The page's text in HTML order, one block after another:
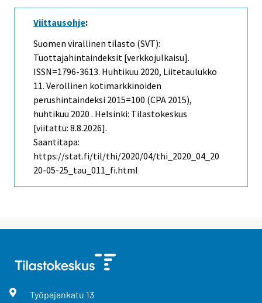
Viittausohje:
Suomen virallinen tilasto (SVT):
Tuottajahintaindeksit [verkkojulkaisu].
ISSN=1796-3613. Huhtikuu 2020, Liitetaulukko
11. Verollinen kotimarkkinoiden
perushintaindeksi 2015=100 (CPA 2015),
huhtikuu 2020 . Helsinki: Tilastokeskus
[viitattu: 8.8.2026].
Saantitapa:
https://stat.fi/til/thi/2020/04/thi_2020_04_20
20-05-25_tau_011_fi.html
Työpajankatu 13